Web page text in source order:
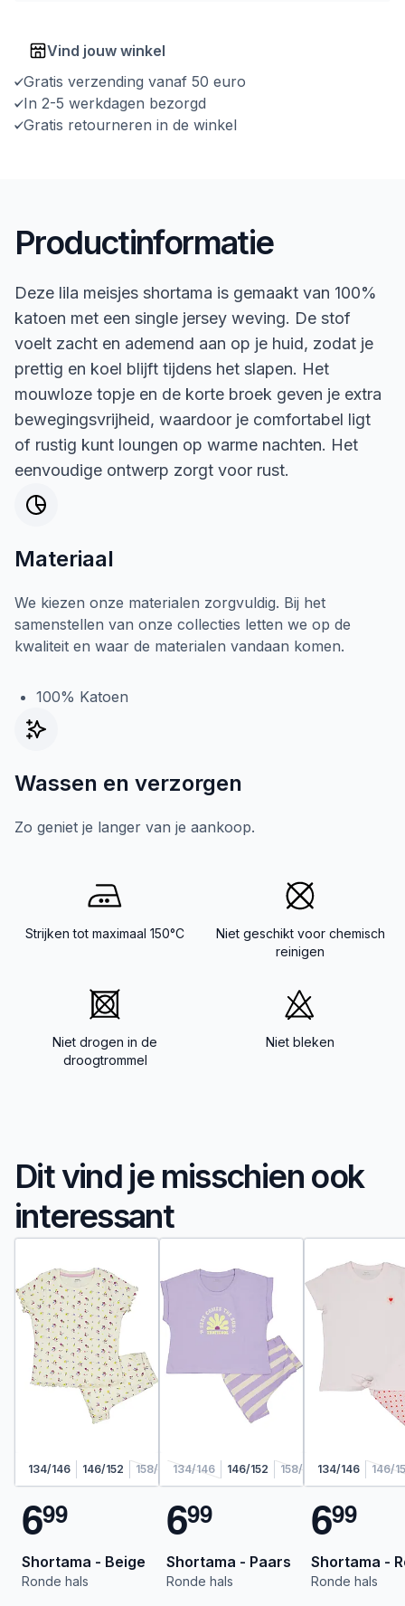
Vind jouw winkel
Gratis verzending vanaf 50 euro
In 2-5 werkdagen bezorgd
Gratis retourneren in de winkel
Productinformatie
Deze lila meisjes shortama is gemaakt van 100%
katoen met een single jersey weving. De stof
voelt zacht en ademend aan op je huid, zodat je
prettig en koel blijft tijdens het slapen. Het
mouwloze topje en de korte broek geven je extra
bewegingsvrijheid, waardoor je comfortabel ligt
of rustig kunt loungen op warme nachten. Het
eenvoudige ontwerp zorgt voor rust.
Materiaal
We kiezen onze materialen zorgvuldig. Bij het
samenstellen van onze collecties letten we op de
kwaliteit en waar de materialen vandaan komen.
100% Katoen
Wassen en verzorgen
Zo geniet je langer van je aankoop.
Strijken tot maximaal 150°C
Niet geschikt voor chemisch
reinigen
Niet drogen in de
droogtrommel
Niet bleken
Dit vind je misschien ook
interessant
134/146 146/152 158/164
699
Shortama - Beige
Ronde hals
134/146 146/152 158/164
699
Shortama - Paars
Ronde hals
134/146 146/
699
Shortama -
Ronde hals